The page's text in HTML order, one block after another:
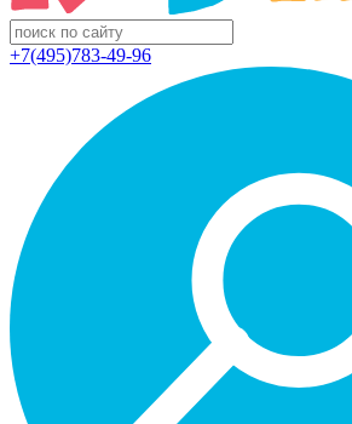
+7(495)783-49-96